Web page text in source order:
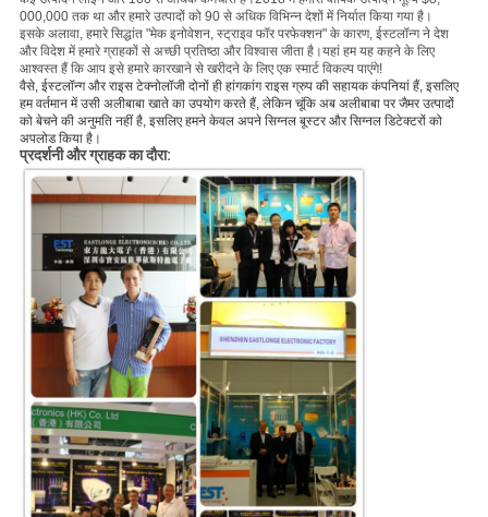
000,000 तक था और हमारे उत्पादों को 90 से अधिक विभिन्न देशों में निर्यात किया गया है।
इसके अलावा, हमारे सिद्धांत "मेक इनोवेशन, स्ट्राइव फॉर परफेक्शन" के कारण, ईस्टलॉन्ग ने देश
और विदेश में हमारे ग्राहकों से अच्छी प्रतिष्ठा और विश्वास जीता है।यहां हम यह कहने के लिए
आश्वस्त हैं कि आप इसे हमारे कारखाने से खरीदने के लिए एक स्मार्ट विकल्प पाएंगे!
वैसे, ईस्टलॉन्ग और राइस टेक्नोलॉजी दोनों ही हांगकांग राइस ग्रुप की सहायक कंपनियां हैं, इसलिए
हम वर्तमान में उसी अलीबाबा खाते का उपयोग करते हैं, लेकिन चूंकि अब अलीबाबा पर जैमर उत्पादों
को बेचने की अनुमति नहीं है, इसलिए हमने केवल अपने सिग्नल बूस्टर और सिग्नल डिटेक्टरों को
अपलोड किया है।
प्रदर्शनी और ग्राहक का दौरा: